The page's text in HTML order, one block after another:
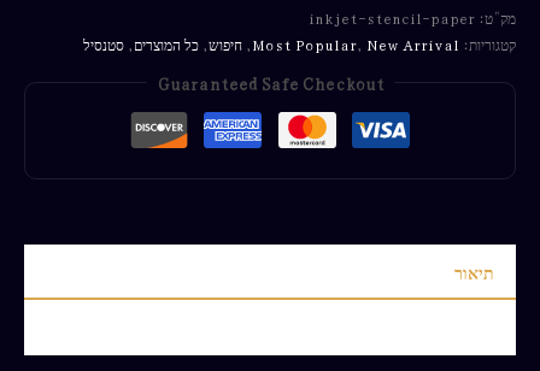
מק"ט: inkjet-stencil-paper
קטגוריות:
Most Popular, New Arrival
, חיפוש, כל המוצרים, סטנסיל
Guaranteed Safe Checkout
תיאור